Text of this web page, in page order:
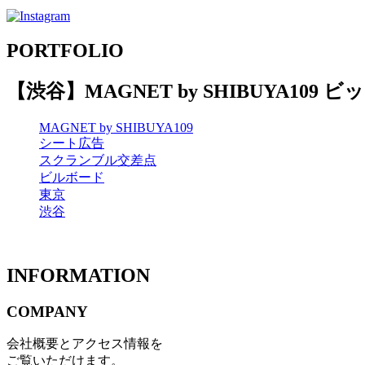
PORTFOLIO
【渋谷】MAGNET by SHIBUYA109 ビ
MAGNET by SHIBUYA109
シート広告
スクランブル交差点
ビルボード
東京
渋谷
INFORMATION
COMPANY
会社概要とアクセス情報を
ご覧いただけます。